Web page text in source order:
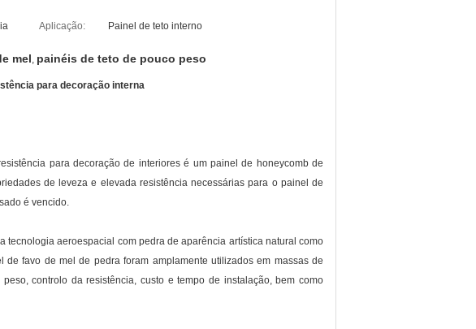
Aplicação: Painel de teto interno
mel, painéis de teto de pouco peso
para decoração interna
para decoração de interiores é um painel de honeycomb de
de leveza e elevada resistência necessárias para o painel de
é vencido.
aeroespacial com pedra de aparência artística natural como
favo de mel de pedra foram amplamente utilizados em massas de
controlo da resistência, custo e tempo de instalação, bem como